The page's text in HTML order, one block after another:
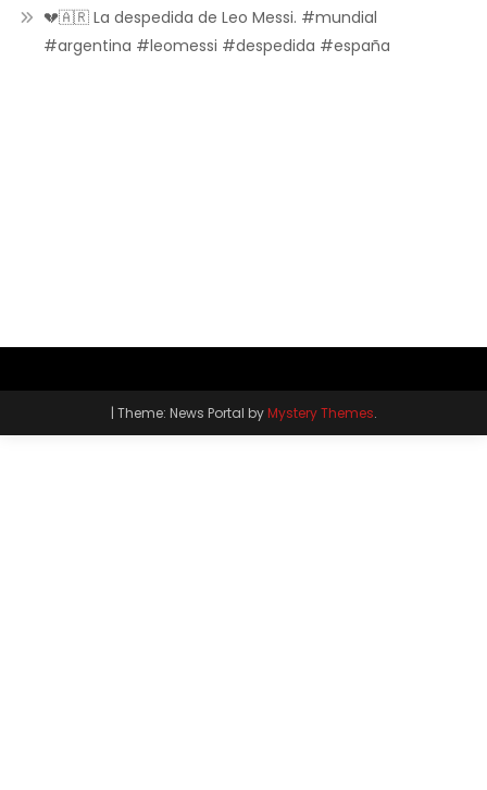
💔🇦🇷 La despedida de Leo Messi. #mundial
#argentina #leomessi #despedida #españa
| Theme: News Portal byMystery Themes.